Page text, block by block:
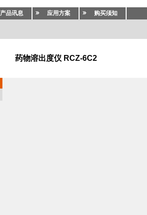
产品讯息 应用方案 购买须知
药物溶出度仪 RCZ-6C2